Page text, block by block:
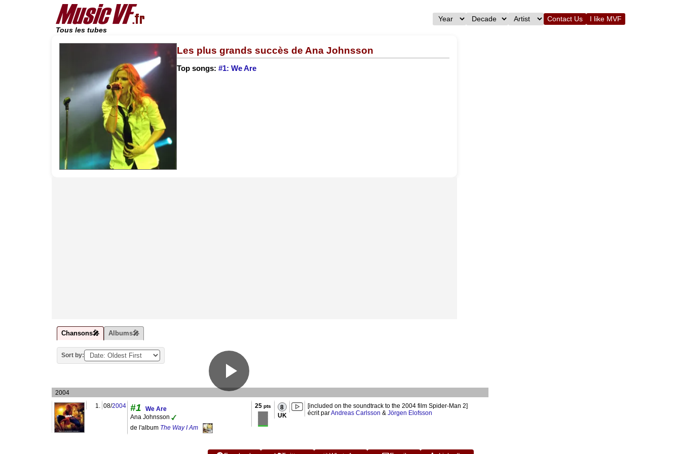
Tous les tubes
Contact Us I like MVF
Les plus grands succès de Ana Johnsson
Top songs: #1: We Are
Chansons🎤 Albums🎤
Sort by:
2004
1. 08/2004 #1
We Are
Ana Johnsson
de l'album The Way I Am
25 pts 8
UK
[included on the soundtrack to the 2004 film Spider-Man 2]
écrit parAndreas Carlsson & Jörgen Elofsson